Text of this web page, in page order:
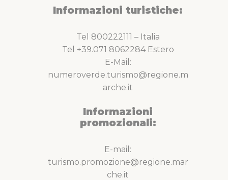
Informazioni turistiche:
Tel 800222111 – Italia
Tel +39.071 8062284 Estero
E-Mail:
numeroverde.turismo@regione.m
arche.it
Informazioni
promozionali:
E-mail:
turismo.promozione@regione.mar
che.it